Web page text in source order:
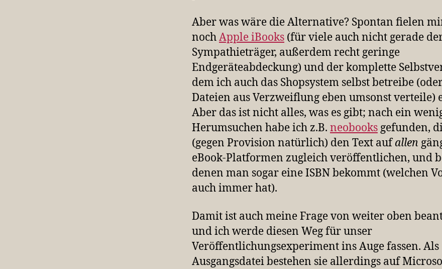
Aber was wäre die Alternative? Spontan fielen
nochApple iBooks (für viele auch nicht gerade
Sympathieträger, außerdem recht geringe
Endgeräteabdeckung) und der komplette
dem ich auch das Shopsystem selbst betreibe
Dateien aus Verzweiflung eben umsonst verteile)
Aber das ist nicht alles, was es gibt; nach ein
Herumsuchen habe ich z.B. neobooks gefunden,
(gegen Provision natürlich) den Text aufallen
eBook-Platformen zugleich veröffentlichen, und
denen man sogar eine ISBN bekommt (welchen
auch immer hat).
Damit ist auch meine Frage von weiter oben
und ich werde diesen Weg für unser
Veröffentlichungsexperiment ins Auge fassen. Als
Ausgangsdatei bestehen sie allerdings auf